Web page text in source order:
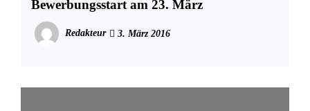
Bewerbungsstart am 23. März
Redakteur 3. März 2016